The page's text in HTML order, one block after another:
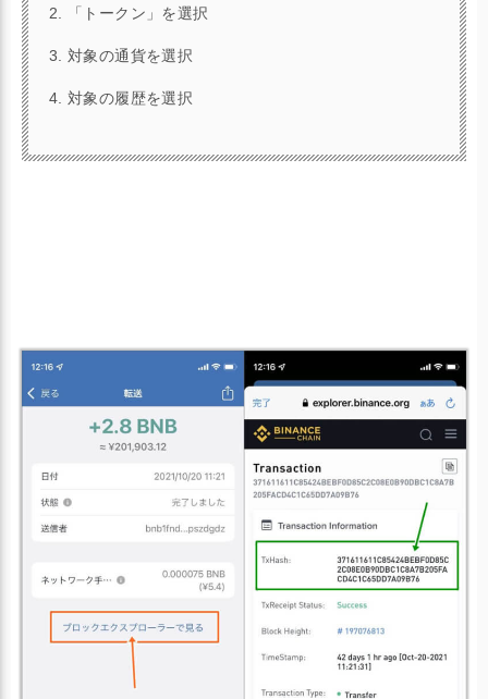
＜トランザクションハッシュの確認手順＞
「より詳しく」をタップ
「トークン」を選択
対象の通貨を選択
対象の履歴を選択